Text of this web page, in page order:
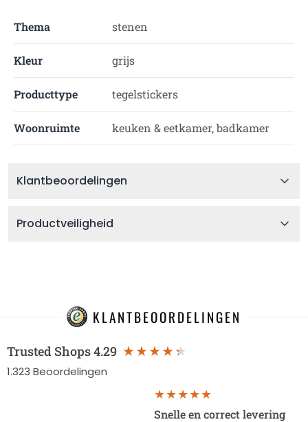
Thema stenen
Kleur grijs
Producttype tegelstickers
Woonruimte keuken & eetkamer, badkamer
Klantbeoordelingen
Productveiligheid
KLANTBEOORDELINGEN
Trusted Shops4.29
1.323 Beoordelingen
Snelle en correct levering